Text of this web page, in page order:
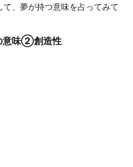
、夢が持つ意味を占ってみて
意味②創造性